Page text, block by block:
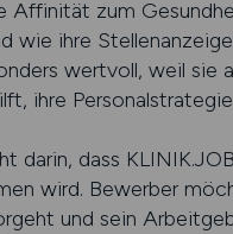
zum
wie ihre
wertvoll, weil sie
ihre
darin, dass
wird. Bewerber
und sein